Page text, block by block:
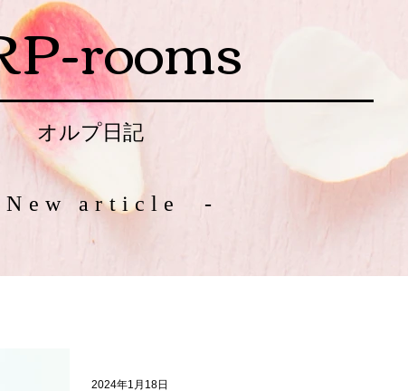
rooms
オルプ日記
article -
2024年1月18日